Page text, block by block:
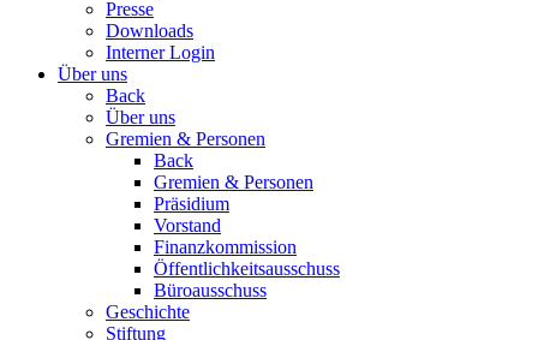
Presse
Downloads
Interner Login
Über uns
Back
Über uns
Gremien & Personen
Back
Gremien & Personen
Präsidium
Vorstand
Finanzkommission
Öffentlichkeitsausschuss
Büroausschuss
Geschichte
Stiftung